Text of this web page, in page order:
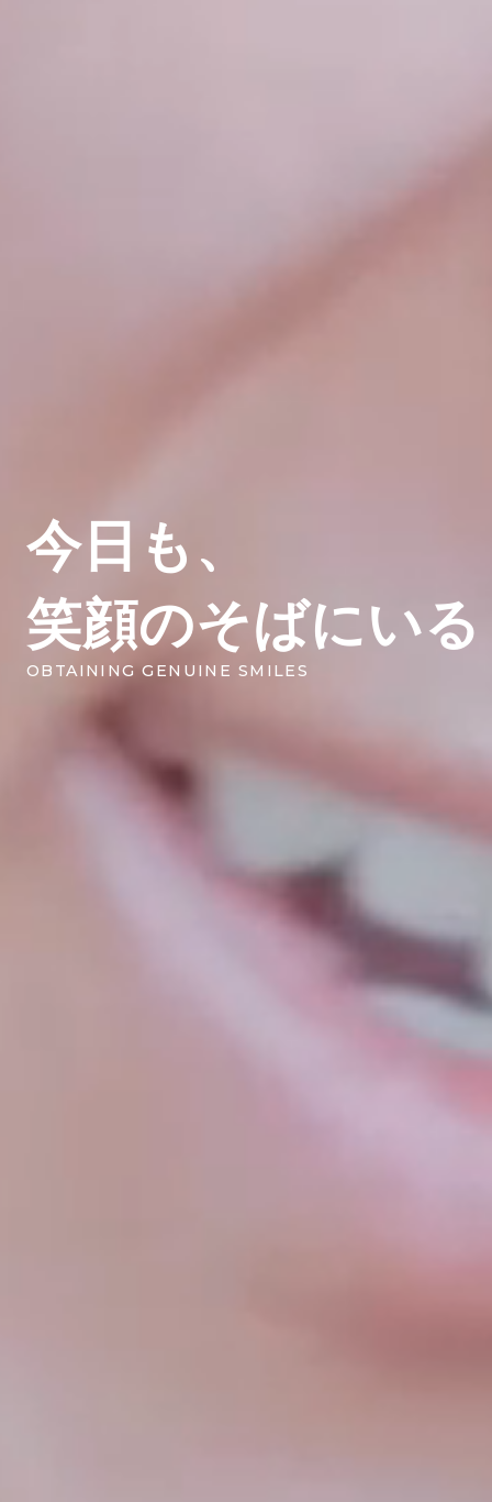
今日も、
笑顔のそばにいる
OBTAINING GENUINE SMILES